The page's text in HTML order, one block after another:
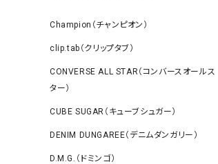
Champion（チャンピオン）
clip.tab（クリップタブ）
CONVERSE ALL STAR（コンバースオールス
ター）
CUBE SUGAR（キューブシュガー）
DENIM DUNGAREE（デニムダンガリー）
D.M.G.（ドミンゴ）